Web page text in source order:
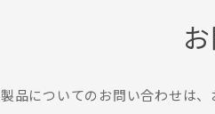
製品についてのお問い合わせは、